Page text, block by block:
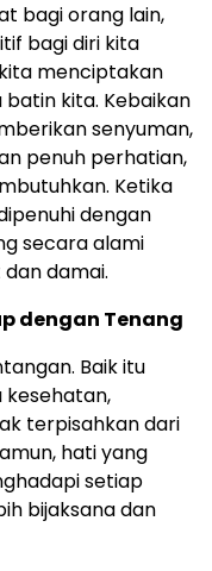
bagi orang lain,
bagi diri kita
menciptakan
kita. Kebaikan
senyuman,
penuh perhatian,
Ketika
dengan
secara alami
damai.
dengan Tenang
Baik itu
kesehatan,
terpisahkan dari
hati yang
setiap
bijaksana dan